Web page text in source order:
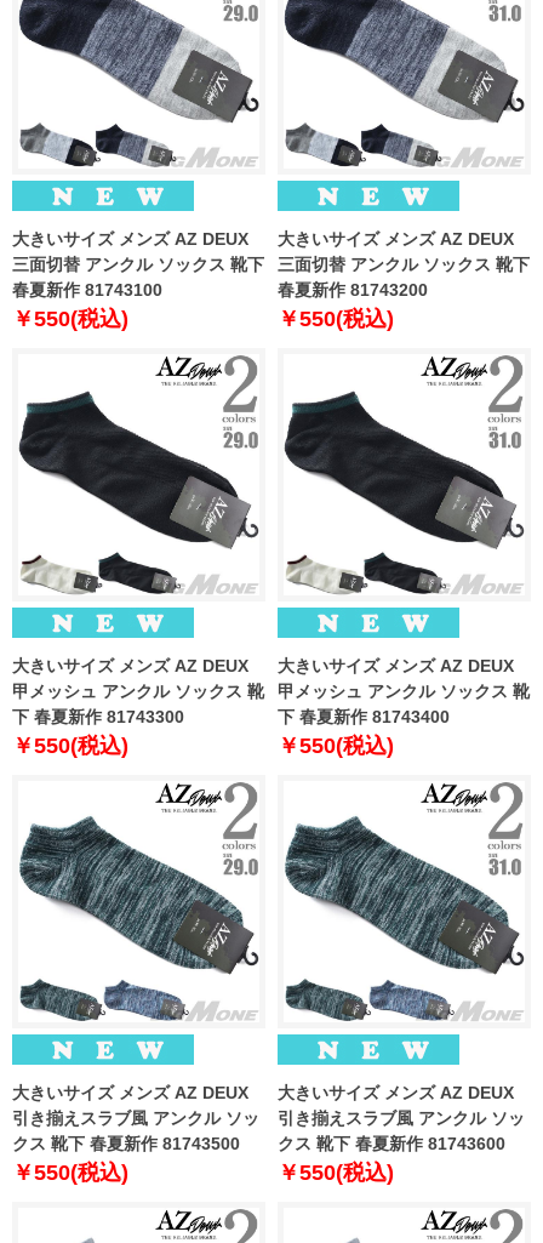
大きいサイズ メンズ AZ DEUX
三面切替 アンクル ソックス 靴下
春夏新作 81743100
￥550(税込)
大きいサイズ メンズ AZ DEUX
三面切替 アンクル ソックス 靴下
春夏新作 81743200
￥550(税込)
大きいサイズ メンズ AZ DEUX
甲メッシュ アンクル ソックス 靴
下 春夏新作 81743300
￥550(税込)
大きいサイズ メンズ AZ DEUX
甲メッシュ アンクル ソックス 靴
下 春夏新作 81743400
￥550(税込)
大きいサイズ メンズ AZ DEUX
引き揃えスラブ風 アンクル ソッ
クス 靴下 春夏新作 81743500
￥550(税込)
大きいサイズ メンズ AZ DEUX
引き揃えスラブ風 アンクル ソッ
クス 靴下 春夏新作 81743600
￥550(税込)